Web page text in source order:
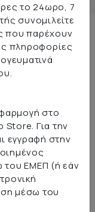
Κέρκυρας
του πύλη (ΔΠ)
οποίους ο
καλείται να
σε επίσκεψη/
το 24ωρο, 7
συνομιλείτε
που παρέχουν
πληροφορίες
στο
Store. Για την
εγγραφή στην
του ΕΜΕΠ (ή εάν
μέσω του